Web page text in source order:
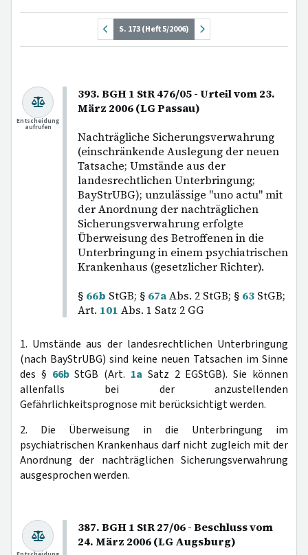
S. 173 (Heft 5/2006)
393. BGH 1 StR 476/05 - Urteil vom 23.
März 2006 (LG Passau)
Nachträgliche Sicherungsverwahrung
(einschränkende Auslegung der neuen
Tatsache; Umstände aus der
landesrechtlichen Unterbringung;
BayStrUBG); unzulässige "uno actu" mit
der Anordnung der nachträglichen
Sicherungsverwahrung erfolgte
Überweisung des Betroffenen in die
Unterbringung in einem psychiatrischen
Krankenhaus (gesetzlicher Richter).
§ 66b StGB; § 67aAbs. 2 StGB; § 63 StGB;
Art. 101 Abs. 1 Satz 2 GG
Entscheidung
aufrufen
1. Umstände aus der landesrechtlichen Unterbringung
(nach BayStrUBG) sind keine neuen Tatsachen im Sinne
des § 66bStGB (Art. 1a Satz 2 EGStGB). Sie können
allenfalls bei der anzustellenden
Gefährlichkeitsprognose mit berücksichtigt werden.
2. Die Überweisung in die Unterbringung im
psychiatrischen Krankenhaus darf nicht zugleich mit der
Anordnung der nachträglichen Sicherungsverwahrung
ausgesprochen werden.
387. BGH 1 StR 27/06 - Beschluss vom
24. März 2006 (LG Augsburg)